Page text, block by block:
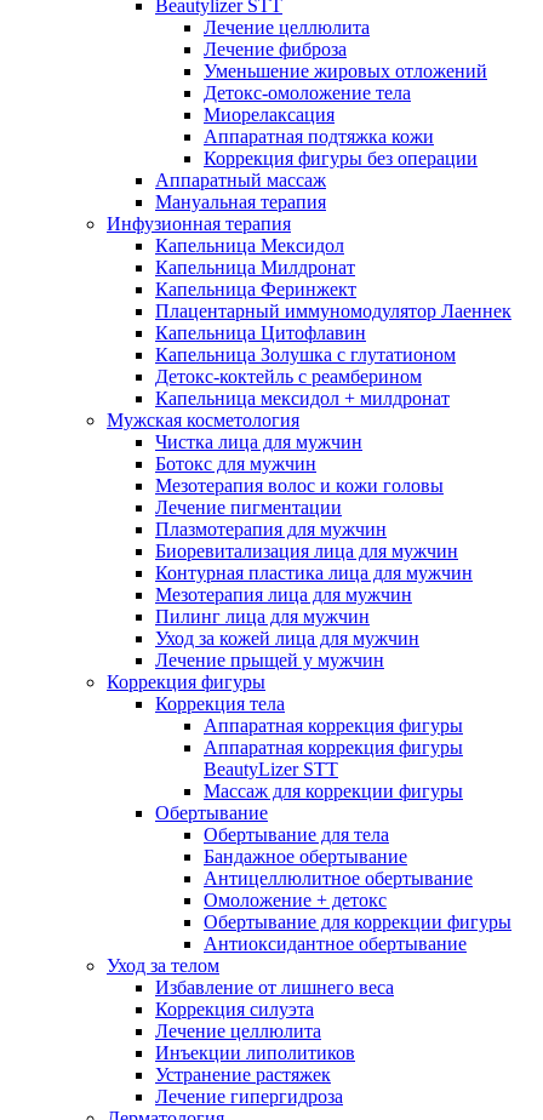
Beautylizer STT
Лечение целлюлита
Лечение фиброза
Уменьшение жировых отложений
Детокс-омоложение тела
Миорелаксация
Аппаратная подтяжка кожи
Коррекция фигуры без операции
Аппаратный массаж
Мануальная терапия
Инфузионная терапия
Капельница Мексидол
Капельница Милдронат
Капельница Феринжект
Плацентарный иммуномодулятор Лаеннек
Капельница Цитофлавин
Капельница Золушка с глутатионом
Детокс-коктейль с реамберином
Капельница мексидол + милдронат
Мужская косметология
Чистка лица для мужчин
Ботокс для мужчин
Мезотерапия волос и кожи головы
Лечение пигментации
Плазмотерапия для мужчин
Биоревитализация лица для мужчин
Контурная пластика лица для мужчин
Мезотерапия лица для мужчин
Пилинг лица для мужчин
Уход за кожей лица для мужчин
Лечение прыщей у мужчин
Коррекция фигуры
Коррекция тела
Аппаратная коррекция фигуры
Аппаратная коррекция фигуры
BeautyLizer STT
Массаж для коррекции фигуры
Обертывание
Обертывание для тела
Бандажное обертывание
Антицеллюлитное обертывание
Омоложение + детокс
Обертывание для коррекции фигуры
Антиоксидантное обертывание
Уход за телом
Избавление от лишнего веса
Коррекция силуэта
Лечение целлюлита
Инъекции липолитиков
Устранение растяжек
Лечение гипергидроза